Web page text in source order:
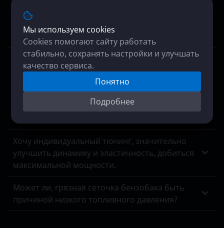
Мы используем cookies
Cookies помогают сайту работать
стабильно, сохранять настройки и улучшать
качество сервиса.
Понятно
Подробнее
дизель, модель 2006 гв 2.0 141 лс. акпп, есть
возможность? Цена? Обратный процесс
включения клапана, если что, возможен?
Нам отказали в отключении мочевины на
Mersedes Arocs, мотивируя это отсутствием
оборудования для прошивки блоков MCM и
ACM, ошибок в них куча, аварийный режим,
переключения скоростей вручную, работать
невозможно.
Хочу индивидуальный тюнинг, значительно
улучшить динамику и эластичность, добиться
максимальной мощности.
Может ли, грязная сеточка бензобака быть
причиной низкого топливного давления?